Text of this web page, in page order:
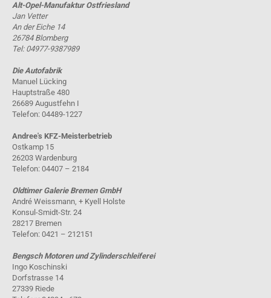
Alt-Opel-Manufaktur Ostfriesland
Jan Vetter
An der Eiche 14
26784 Blomberg
Tel: 04977-9387989
Die Autofabrik
Manuel Lücking
Hauptstraße 480
26689 Augustfehn I
Telefon: 04489-1227
Andree's KFZ-Meisterbetrieb
Ostkamp 15
26203 Wardenburg
Telefon: 04407 – 2184
Oldtimer Galerie Bremen GmbH
André Weissmann, + Kyell Holste
Konsul-Smidt-Str. 24
28217 Bremen
Telefon: 0421 – 212151
Bengsch Motoren und Zylinderschleiferei
Ingo Koschinski
Dorfstrasse 14
27339 Riede